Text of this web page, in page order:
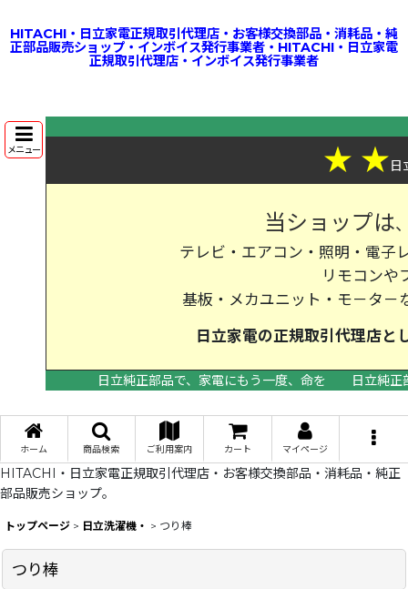
HITACHI・日立家電正規取引代理店・お客様交換部品・消耗品・純
正部品販売ショップ・インボイス発行事業者・HITACHI・日立家電
正規取引代理店・インボイス発行事業者
メニュー ★ ★日
当ショップは
テレビ・エアコン・照明・電子
リモコンや
基板・メカユニット・モ－タ－
日立家電の正規取引代理店
日立純正部品で、家電にもう一度、命を
日立純
ホーム 商品検索 ご利用案内 カート マイページ
HITACHI・日立家電正規取引代理店・お客様交換部品・消耗品・純正
部品販売ショップ。
トップページ > 日立洗濯機・ > つり棒
つり棒